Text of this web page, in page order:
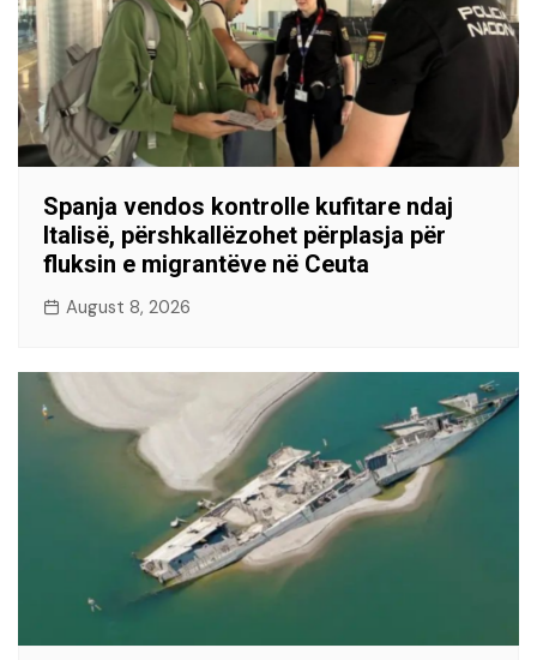
Spanja vendos kontrolle kufitare ndaj
Italisë, përshkallëzohet përplasja për
fluksin e migrantëve në Ceuta
August 8, 2026